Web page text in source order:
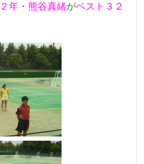
２年・熊谷真緒がベスト３２